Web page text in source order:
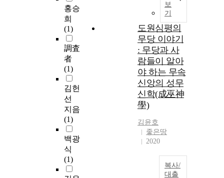
홍승
희
(1)
調査
者
(1)
김헌
선
지음
(1)
백광
식
(1)
보
기
도원심평의
무당 이야기
: 무당과 사
람들이 알아
야 하는 무속
신앙의 성무
신학(成巫神
學)
김윤호
좋은땅
2020
복사/
대출